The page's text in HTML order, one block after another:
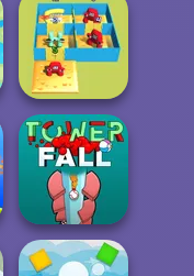
Manga Creator
Vampire Hunter
P...
Alphabet Lore
Maze